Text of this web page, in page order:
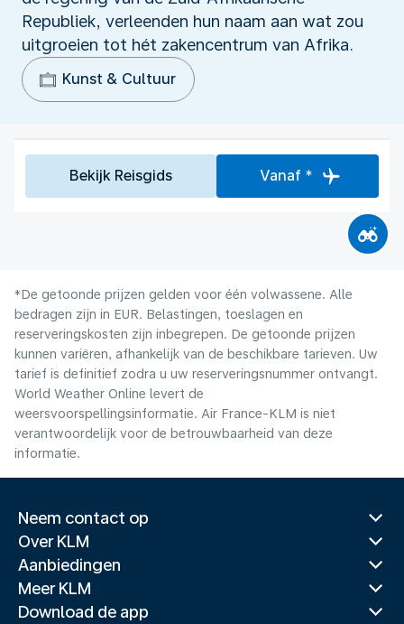
Republiek, verleenden hun naam aan wat zou
uitgroeien tot hét zakencentrum van Afrika.
Kunst & Cultuur
Bekijk Reisgids Vanaf *
*De getoonde prijzen gelden voor één volwassene. Alle
bedragen zijn in EUR. Belastingen, toeslagen en
reserveringskosten zijn inbegrepen. De getoonde prijzen
kunnen variëren, afhankelijk van de beschikbare tarieven. Uw
tarief is definitief zodra u uw reserveringsnummer ontvangt.
World Weather Online levert de
weersvoorspellingsinformatie. Air France-KLM is niet
verantwoordelijk voor de betrouwbaarheid van deze
informatie.
Neem contact op
Over KLM
Aanbiedingen
Meer KLM
Download de app